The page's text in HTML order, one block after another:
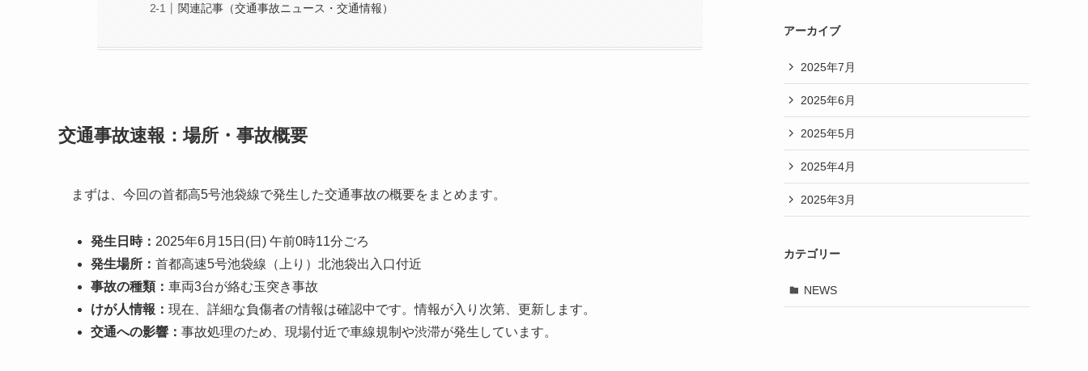
関連記事（交通事故ニュース・交通情報）
交通事故速報：場所・事故概要
まずは、今回の首都高5号池袋線で発生した交通事故の概要をまとめます。
発生日時： 2025年6月15日(日) 午前0時11分ごろ
発生場所： 首都高速5号池袋線（上り）北池袋出入口付近
事故の種類： 車両3台が絡む玉突き事故
けが人情報： 現在、詳細な負傷者の情報は確認中です。情報が入り次第、更新します。
交通への影響： 事故処理のため、現場付近で車線規制や渋滞が発生しています。
アーカイブ
2025年7月
2025年6月
2025年5月
2025年4月
2025年3月
カテゴリー
NEWS